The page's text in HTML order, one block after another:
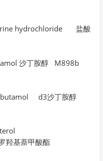
hydrochloride 盐酸
沙丁胺醇 M898b
d3沙丁胺醇
羟基萘甲酸酯